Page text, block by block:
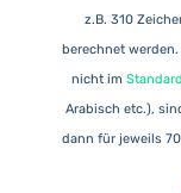
z.B. 310
berechnet
nicht im
Arabisch etc.),
dann für jeweils